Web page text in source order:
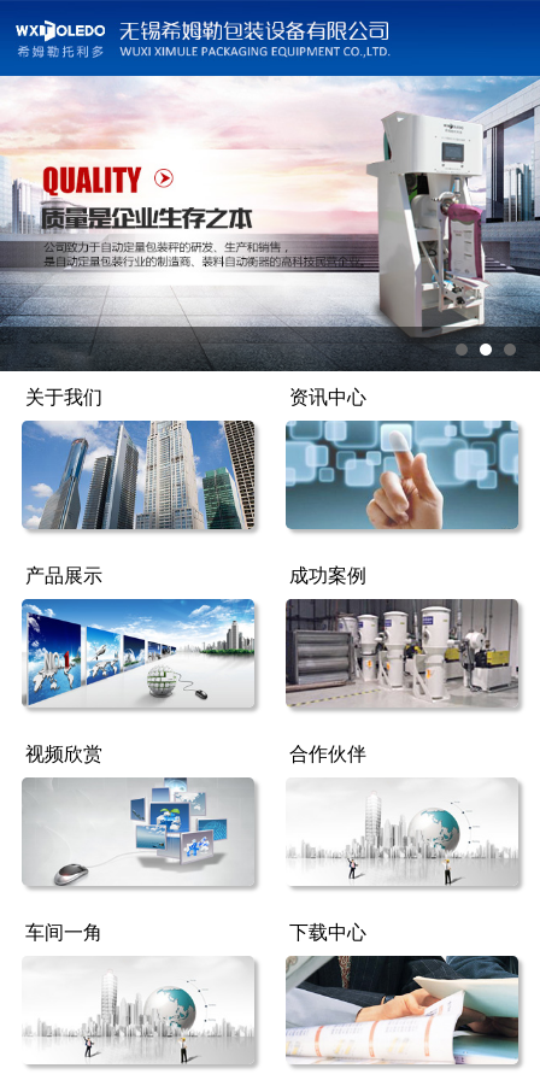
关于我们 资讯中心
产品展示 成功案例
视频欣赏 合作伙伴
车间一角 下载中心